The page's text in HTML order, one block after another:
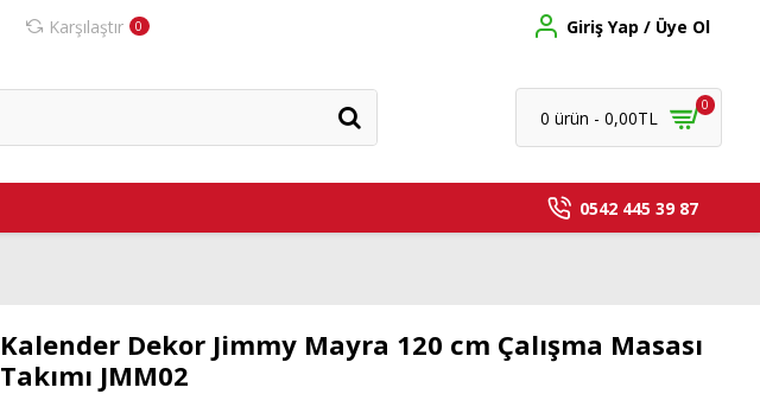
Karşılaştır 0 Giriş Yap / Üye Ol
0 ürün - 0,00TL
0
0542 445 39 87
Kalender Dekor Jimmy Mayra 120 cm Çalışma Masası
Takımı JMM02